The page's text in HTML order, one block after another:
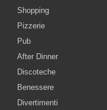
Shopping
Pizzerie
Pub
After Dinner
Discoteche
Benessere
Divertimenti